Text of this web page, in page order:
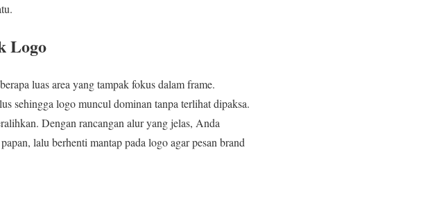
Logo
luas area yang tampak fokus dalam frame.
sehingga logo muncul dominan tanpa terlihat dipaksa.
Dengan rancangan alur yang jelas, Anda
lalu berhenti mantap pada logo agar pesan brand